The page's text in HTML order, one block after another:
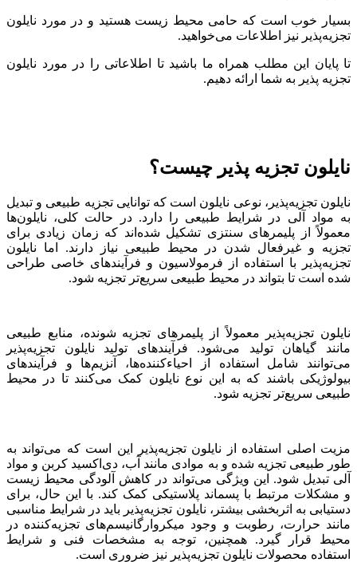
بسیار خوب است که حامی محیط زیست هستید و در مورد نایلون
تجزیه‌پذیر نیز اطلاعات می‌خواهید.
تا پایان این مطلب همراه ما باشید تا اطلاعاتی را در مورد نایلون
تجزیه پذیر به شما ارائه دهیم.
نایلون تجزیه پذیر چیست؟
نایلون تجزیه‌پذیر، نوعی نایلون است که توانایی تجزیه طبیعی و تبدیل
به مواد آلی در شرایط طبیعی را دارد. در حالت کلی، نایلون‌ها
معمولاً از پلیمرهای سنتزی تشکیل شده‌اند که زمان زیادی برای
تجزیه و غیرفعال شدن در محیط طبیعی نیاز دارند. اما نایلون
تجزیه‌پذیر با استفاده از فرمولاسیون و فرآیندهای خاصی طراحی
شده است تا بتواند در محیط طبیعی سریع‌تر تجزیه شود.
نایلون تجزیه‌پذیر معمولاً از پلیمرهای تجزیه شونده، منابع طبیعی
مانند گیاهان تولید می‌شود. فرآیندهای تولید نایلون تجزیه‌پذیر
می‌توانند شامل استفاده از احیاء‌کننده‌ها، آنزیم‌ها و فرآیندهای
بیولوژیکی باشند که به این نوع نایلون کمک می‌کنند تا در محیط
طبیعی سریع‌تر تجزیه شود.
مزیت اصلی استفاده از نایلون تجزیه‌پذیر این است که می‌تواند به
طور طبیعی تجزیه شده و به موادی مانند آب، دی‌اکسید کربن و مواد
آلی تبدیل شود. این ویژگی می‌تواند در کاهش آلودگی محیط زیست
و مشکلات مرتبط با پسماند پلاستیکی کمک کند. با این حال، برای
دستیابی به اثربخشی بیشتر، نایلون تجزیه‌پذیر باید در شرایط مناسبی
مانند حرارت، رطوبت و وجود میکروارگانیسم‌های تجزیه‌کننده در
محیط قرار گیرد. همچنین، توجه به مشخصات فنی و شرایط
استفاده محصولات نایلون تجزیه‌پذیر نیز ضروری است.